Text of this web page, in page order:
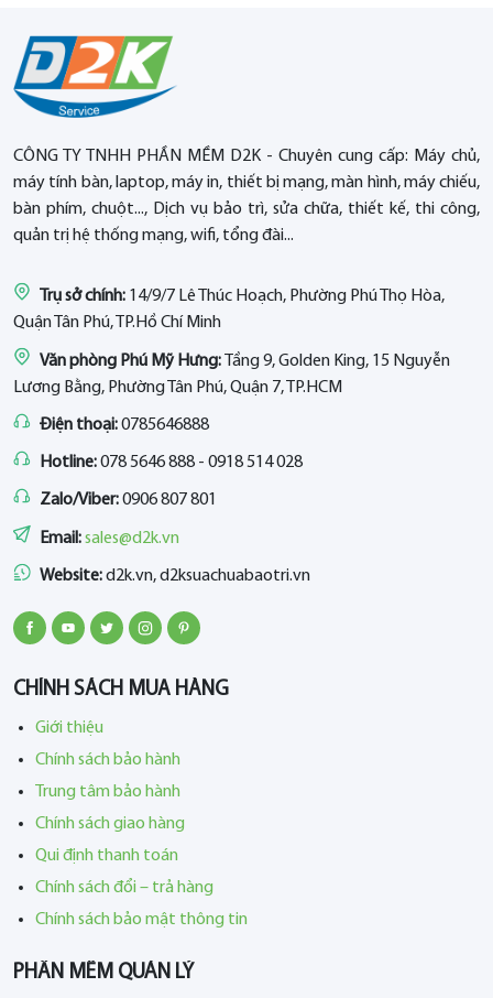
CÔNG TY TNHH PHẦN MỀM D2K - Chuyên cung cấp: Máy chủ,
máy tính bàn, laptop, máy in, thiết bị mạng, màn hình, máy chiếu,
bàn phím, chuột..., Dịch vụ bảo trì, sửa chữa, thiết kế, thi công,
quản trị hệ thống mạng, wifi, tổng đài...
Trụ sở chính: 14/9/7 Lê Thúc Hoạch, Phường Phú Thọ Hòa,
Quận Tân Phú, TP.Hồ Chí Minh
Văn phòng Phú Mỹ Hưng:Tầng 9, Golden King, 15 Nguyễn
Lương Bằng, Phường Tân Phú, Quận 7, TP.HCM
Điện thoại:0785646888
Hotline:078 5646 888 - 0918 514 028
Zalo/Viber:0906 807 801
Email:sales@d2k.vn
Website:d2k.vn, d2ksuachuabaotri.vn
CHÍNH SÁCH MUA HÀNG
Giới thiệu
Chính sách bảo hành
Trung tâm bảo hành
Chính sách giao hàng
Qui định thanh toán
Chính sách đổi – trả hàng
Chính sách bảo mật thông tin
PHẦN MỀM QUẢN LÝ